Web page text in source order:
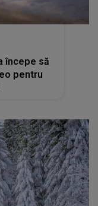
începe să
pentru